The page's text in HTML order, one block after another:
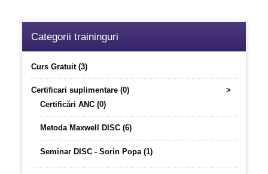
Categorii traininguri
Curs Gratuit (3)
Certificari suplimentare (0)
>
Certificări ANC (0)
Metoda Maxwell DISC (6)
Seminar DISC - Sorin Popa (1)